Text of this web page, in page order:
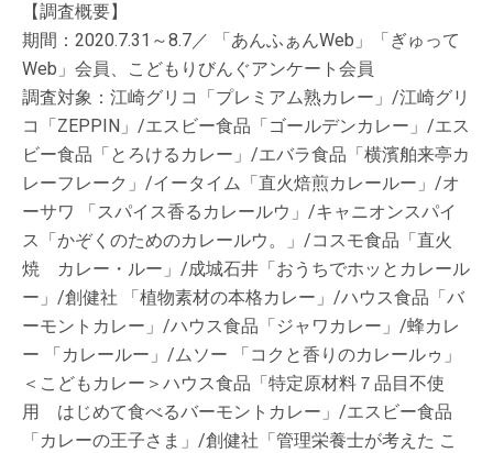
【調査概要】
期間：2020.7.31～8.7／ 「あんふぁんWeb」「ぎゅって
Web」会員、こどもりびんぐアンケート会員
調査対象：江崎グリコ「プレミアム熟カレー」/江崎グリ
コ「ZEPPIN」/エスビー食品「ゴールデンカレー」/エス
ビー食品「とろけるカレー」/エバラ食品「横濱舶来亭カ
レーフレーク」/イータイム「直火焙煎カレールー」/オ
ーサワ 「スパイス香るカレールウ」/キャニオンスパイ
ス「かぞくのためのカレールウ。」/コスモ食品「直火
焼 カレー・ルー」/成城石井「おうちでホッとカレール
ー」/創健社 「植物素材の本格カレー」/ハウス食品「バ
ーモントカレー」/ハウス食品「ジャワカレー」/蜂カレ
ー 「カレールー」/ムソー 「コクと香りのカレールゥ」
＜こどもカレー＞ハウス食品「特定原材料７品目不使
用 はじめて食べるバーモントカレー」/エスビー食品
「カレーの王子さま」/創健社「管理栄養士が考えた こ